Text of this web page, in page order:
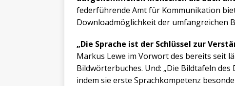
federführende Amt für Kommunikation
Downloadmöglichkeit der umfangreichen
„Die Sprache ist der Schlüssel zur
Markus Lewe im Vorwort des bereits seit
Bildwörterbuches. Und: „Die Bildtafeln
indem sie erste Sprachkompetenz